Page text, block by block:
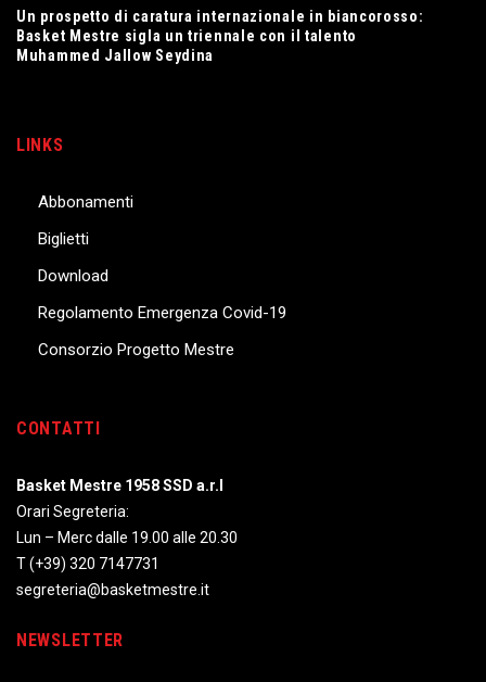
Un prospetto di caratura internazionale in biancorosso:
Basket Mestre sigla un triennale con il talento
Muhammed Jallow Seydina
LINKS
Abbonamenti
Biglietti
Download
Regolamento Emergenza Covid-19
Consorzio Progetto Mestre
CONTATTI
Basket Mestre 1958 SSD a.r.l
Orari Segreteria:
Lun – Merc dalle 19.00 alle 20.30
T(+39) 320 7147731
segreteria@basketmestre.it
NEWSLETTER